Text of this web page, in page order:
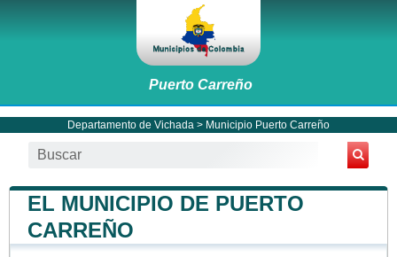
Puerto Carreño
Departamento de Vichada > Municipio Puerto Carreño
EL MUNICIPIO DE PUERTO
CARREÑO